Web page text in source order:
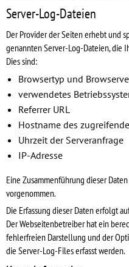
Server-Log-Dateien
Der Provider der Seiten erhebt und
genannten Server-Log-Dateien, die
Dies sind:
Browsertyp und
verwendetes
Referrer URL
Hostname des
Uhrzeit der Serveranfrage
IP-Adresse
Eine Zusammenführung dieser
vorgenommen.
Die Erfassung dieser Daten erfolgt
Der Webseitenbetreiber hat ein
fehlerfreien Darstellung und der
die Server-Log-Files erfasst werden.